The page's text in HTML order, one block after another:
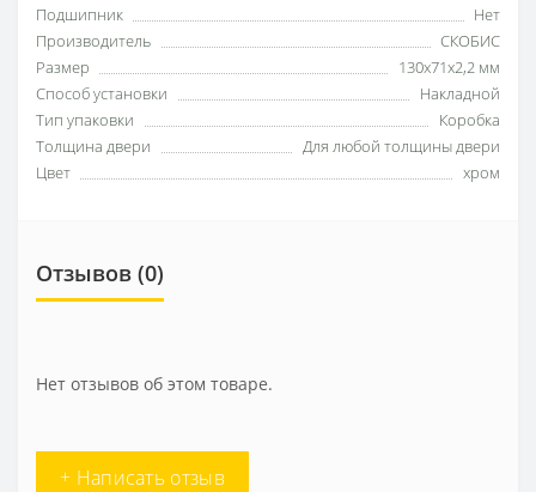
Подшипник
Нет
Производитель
СКОБИС
Размер
130x71x2,2 мм
Способ установки
Накладной
Тип упаковки
Коробка
Толщина двери
Для любой толщины двери
Цвет
хром
Отзывов (0)
Нет отзывов об этом товаре.
+ Написать отзыв